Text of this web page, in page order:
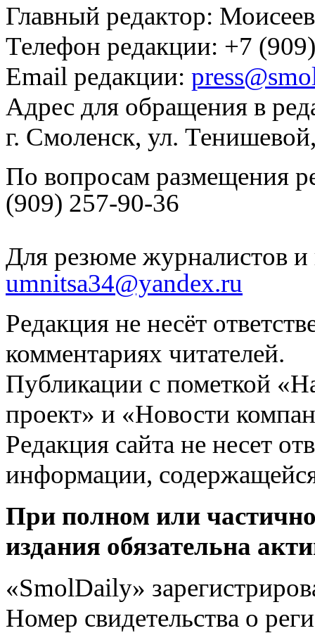
Главный редактор:
Телефон редакции: +7
Email редакции:
Адрес для обращения в
г. Смоленск, ул.
По вопросам размещения
(909) 257-90-36
Для резюме журналистов и
umnitsa34@yandex.ru
Редакция не несёт
комментариях читателей.
Публикации с пометкой
проект» и «Новости
Редакция сайта не несет
информации,
При полном или
издания обязательна
«SmolDaily»
Номер свидетельства о